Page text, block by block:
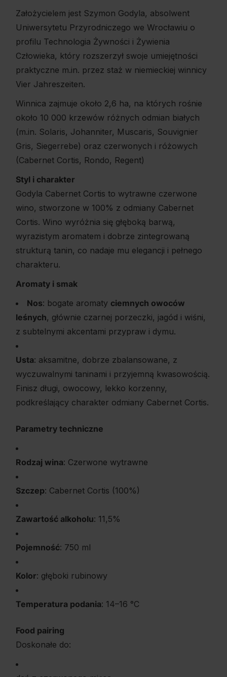
Założycielem jest Szymon Godyla, absolwent
Uniwersytetu Przyrodniczego we Wrocławiu o
profilu Technologia Żywności i Żywienia
Człowieka, który rozszerzył swoje umiejętności
praktyczne m.in. przez staż w niemieckiej winnicy
Vier Jahreszeiten.
Winnica zajmuje około 2,6 ha, na których rośnie
około 10 000 krzewów różnych odmian białych
(m.in. Solaris, Johanniter, Muscaris, Souvignier
Gris, Siegerrebe) oraz czerwonych i różowych
(Cabernet Cortis, Rondo, Regent)
Styl i charakter
Godyla Cabernet Cortis to wytrawne czerwone
wino, stworzone w 100% z odmiany Cabernet
Cortis. Wino wyróżnia się głęboką barwą,
wyrazistym aromatem i dobrze zintegrowaną
strukturą tanin, co nadaje mu elegancji i pełnego
charakteru.
Aromaty i smak
Nos: bogate aromaty ciemnych owoców
leśnych, głównie czarnej porzeczki, jagód i wiśni,
z subtelnymi akcentami przypraw i dymu.
Usta: aksamitne, dobrze zbalansowane, z
wyczuwalnymi taninami i przyjemną kwasowością.
Finisz długi, owocowy, lekko korzenny,
podkreślający charakter odmiany Cabernet Cortis.
Parametry techniczne
Rodzaj wina: Czerwone wytrawne
Szczep: Cabernet Cortis (100%)
Zawartość alkoholu: 11,5%
Pojemność: 750 ml
Kolor: głęboki rubinowy
Temperatura podania: 14–16 °C
Food pairing
Doskonałe do: